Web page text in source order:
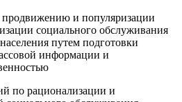
и популяризации
социального обслуживания
путем подготовки
информации и
по рационализации и